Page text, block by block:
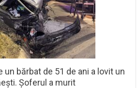
un bărbat de 51 de ani a lovit un
Șoferul a murit